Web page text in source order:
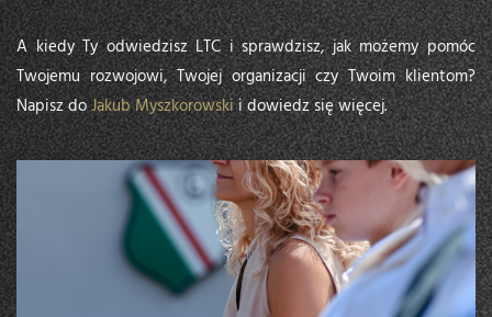
A kiedy Ty odwiedzisz LTC i sprawdzisz, jak możemy pomóc
Twojemu rozwojowi, Twojej organizacji czy Twoim klientom?
Napisz doJakub Myszkorowskii dowiedz się więcej.